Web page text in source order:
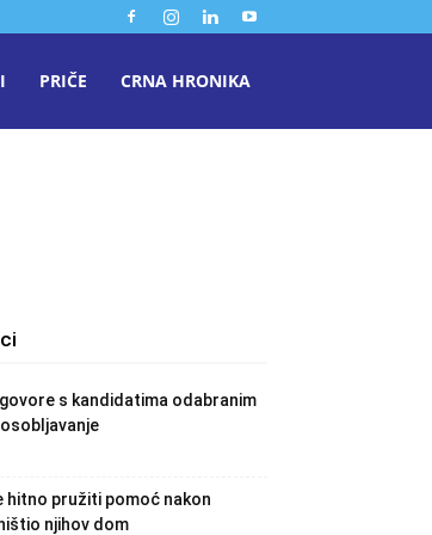
PRIČE CRNA HRONIKA
s kandidatima odabranim
hitno pružiti pomoć nakon
njihov dom